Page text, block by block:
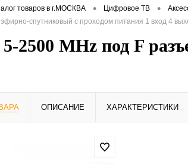
товаров в г.МОСКВА • Цифровое ТВ •
спутниковый с проходом питания 1 вход 4
2500 MHz под F
ОПИСАНИЕ ХАРАКТЕРИСТИКИ